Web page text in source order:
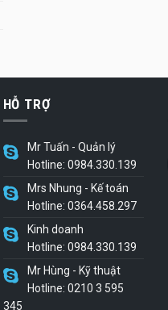
HỖ TRỢ
Mr Tuấn - Quản lý
Hotline: 0984.330.139
Mrs Nhung - Kế toán
Hotline: 0364.458.297
Kinh doanh
Hotline: 0984.330.139
Mr Hùng - Kỹ thuật
Hotline: 0210 3 595
345